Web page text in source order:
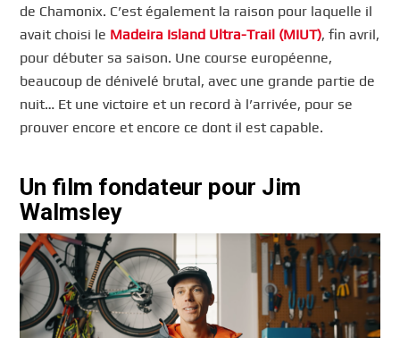
de Chamonix. C’est également la raison pour laquelle il
avait choisi le Madeira Island Ultra-Trail (MIUT), fin avril,
pour débuter sa saison. Une course européenne,
beaucoup de dénivelé brutal, avec une grande partie de
nuit… Et une victoire et un record à l’arrivée, pour se
prouver encore et encore ce dont il est capable.
Un film fondateur pour Jim
Walmsley